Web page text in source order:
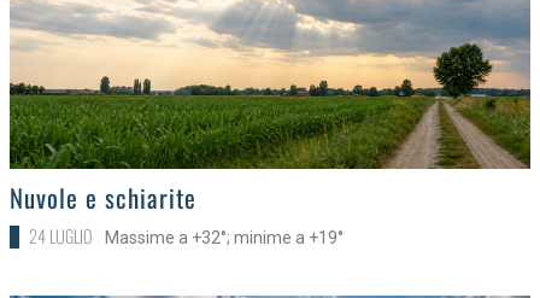
>
Nuvole e schiarite
24 LUGLIO Massime a +32°; minime a +19°